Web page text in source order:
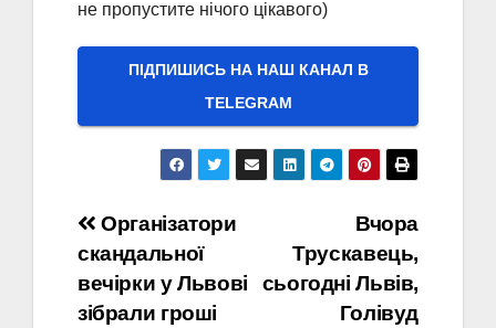
не пропустите нічого цікавого)
ПІДПИШИСЬ НА НАШ КАНАЛ В
ТELEGRAM
Навігація
записів
Вчора
Трускавець,
сьогодні Львів,
Голівуд
Організатори
скандальної
вечірки у Львові
зібрали гроші